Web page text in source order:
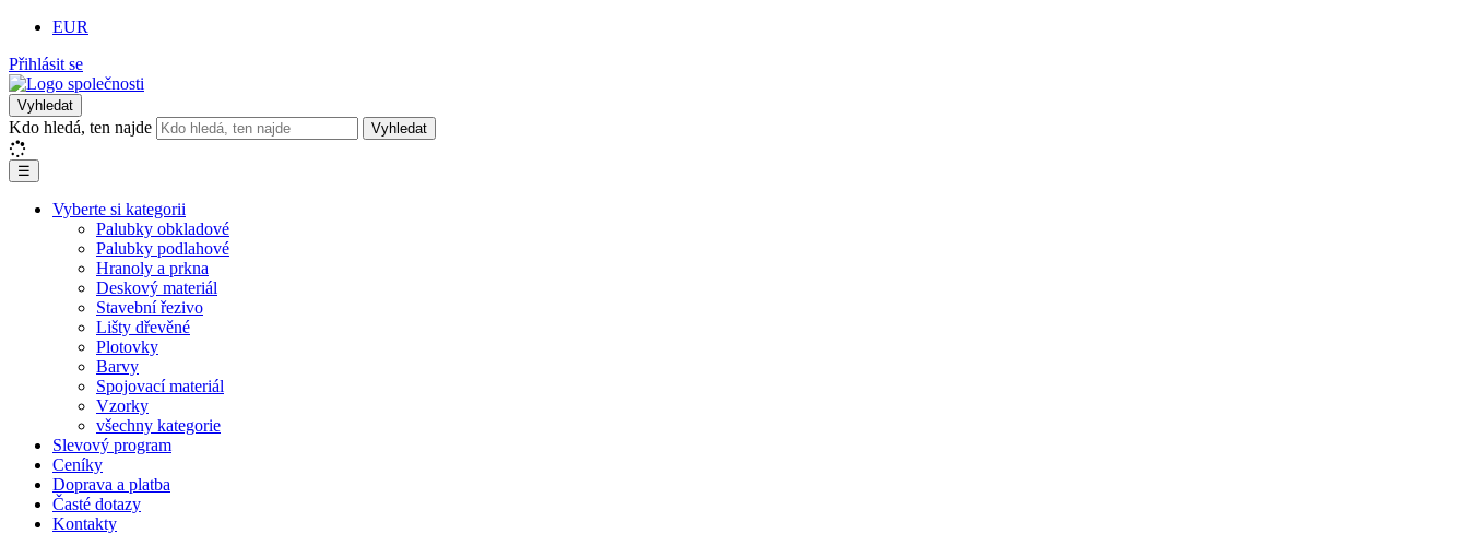
EUR
Přihlásit se
Vyhledat
Kdo hledá, ten najde Vyhledat
☰
Vyberte si kategorii
Palubky obkladové
Palubky podlahové
Hranoly a prkna
Deskový materiál
Stavební řezivo
Lišty dřevěné
Plotovky
Barvy
Spojovací materiál
Vzorky
všechny kategorie
Slevový program
Ceníky
Doprava a platba
Časté dotazy
Kontakty